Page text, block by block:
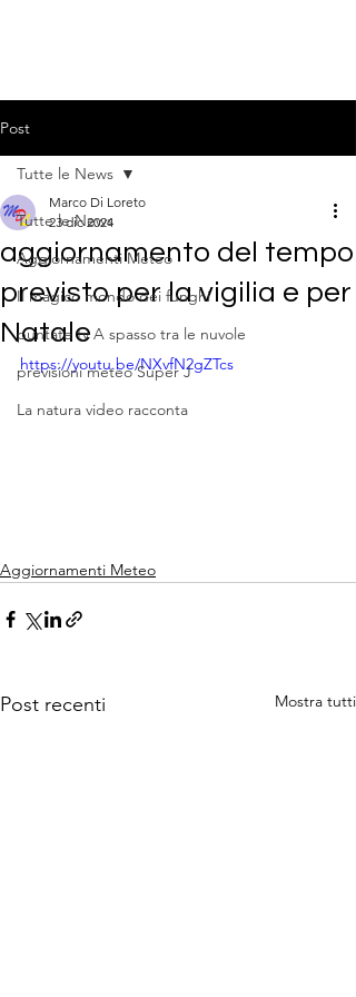
Post
Tutte le News
Aggiornamenti Meteo
Il magico mondo dei funghi
puntate tv A spasso tra le nuvole
previsioni meteo Super J
La natura video racconta
Tutte le News
aggiornamento del tempo
previsto per la vigilia e per
Natale
Marco Di Loreto
23 dic 2024
https://youtu.be/NXvfN2gZTcs
Aggiornamenti Meteo
Post recenti Mostra tutti